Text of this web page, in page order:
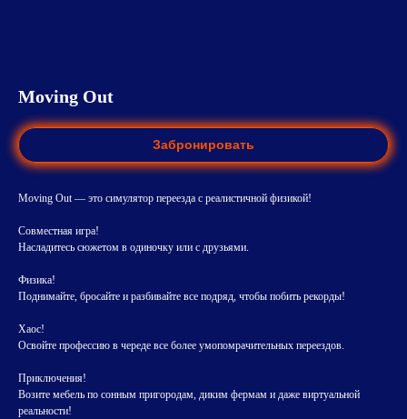
Moving Out
Забронировать
Moving Out — это симулятор переезда с реалистичной физикой!
Совместная игра!
Насладитесь сюжетом в одиночку или с друзьями.
Физика!
Поднимайте, бросайте и разбивайте все подряд, чтобы побить рекорды!
Хаос!
Освойте профессию в череде все более умопомрачительных переездов.
Приключения!
Возите мебель по сонным пригородам, диким фермам и даже виртуальной
реальности!